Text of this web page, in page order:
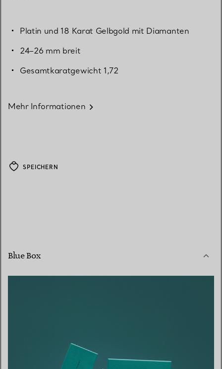
Platin und 18 Karat Gelbgold mit Diamanten
24–26 mm breit
Gesamtkaratgewicht 1,72
Mehr Informationen
SPEICHERN
Blue Box